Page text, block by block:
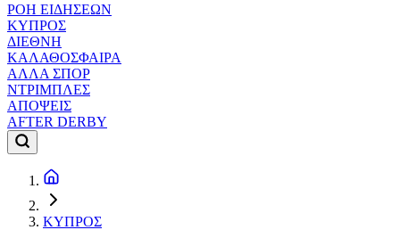
ΡΟΗ ΕΙΔΗΣΕΩΝ
ΚΥΠΡΟΣ
ΔΙΕΘΝΗ
ΚΑΛΑΘΟΣΦΑΙΡΑ
ΑΛΛΑ ΣΠΟΡ
ΝΤΡΙΜΠΛΕΣ
ΑΠΟΨΕΙΣ
AFTER DERBY
ΚΥΠΡΟΣ